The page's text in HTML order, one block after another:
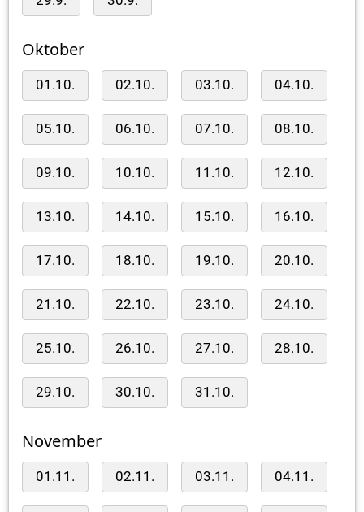
Oktober
01.10. 02.10. 03.10. 04.10.
05.10. 06.10. 07.10. 08.10.
09.10. 10.10. 11.10. 12.10.
13.10. 14.10. 15.10. 16.10.
17.10. 18.10. 19.10. 20.10.
21.10. 22.10. 23.10. 24.10.
25.10. 26.10. 27.10. 28.10.
29.10. 30.10. 31.10.
November
01.11. 02.11. 03.11. 04.11.